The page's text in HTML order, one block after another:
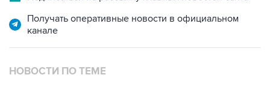
НОВОСТИ ПО ТЕМЕ
28 мая 2019 года 05:10